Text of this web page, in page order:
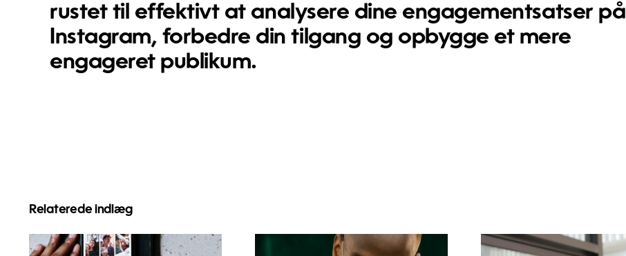
rustet til effektivt at analysere dine engagementsatser på
Instagram, forbedre din tilgang og opbygge et mere
engageret publikum.
Relaterede indlæg